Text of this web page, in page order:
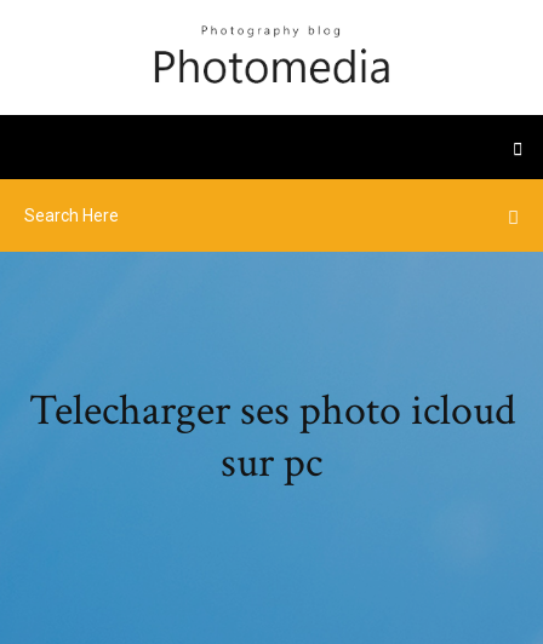
Telecharger ses photo icloud
sur pc